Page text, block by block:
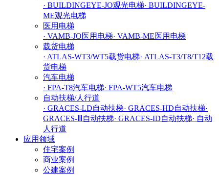
· BUILDINGEYE-JO观光电梯· BUILDINGEYE-
ME观光电梯
医用电梯
· VAMB-JO医用电梯· VAMB-ME医用电梯
载货电梯
· ATLAS-WT3/WT5载货电梯· ATLAS-T3/T8/T12载
货电梯
汽车电梯
· FPA-T8汽车电梯· FPA-WT5汽车电梯
自动扶梯/人行道
· GRACES-LD自动扶梯· GRACES-HD自动扶梯·
GRACES-Ⅲ自动扶梯· GRACES-ID自动扶梯· 自动
人行道
应用领域
住宅案例
商业案例
公建案例